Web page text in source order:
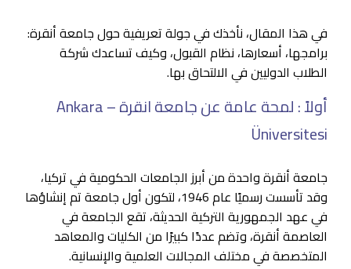
في هذا المقال، نأخذك في جولة تعريفية حول جامعة أنقرة:
برامجها، أسعارها، نظام القبول، وكيف تساعدك شركة
الطلاب الدوليين في الالتحاق بها.
أولاً : لمحة عامة عن جامعة انقرة – Ankara
Üniversitesi
جامعة أنقرة واحدة من أبرز الجامعات الحكومية في تركيا،
وقد تأسست رسميًا عام 1946، لتكون أول جامعة تم إنشاؤها
في عهد الجمهورية التركية الحديثة، تقع الجامعة في
العاصمة أنقرة، وتضم عددًا كبيرًا من الكليات والمعاهد
المتخصصة في مختلف المجالات العلمية والإنسانية.